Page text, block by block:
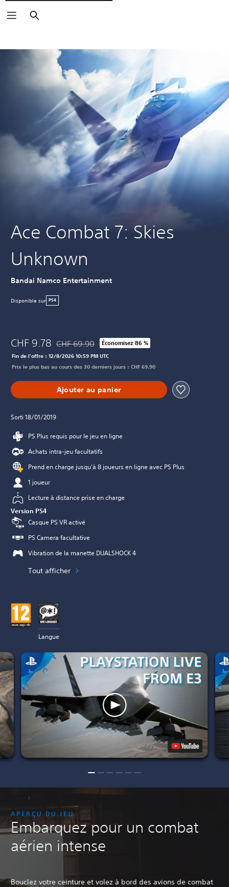
Rechercher
Ace Combat 7: Skies
Unknown
Bandai Namco Entertainment
Disponible sur PS4
CHF 9.78 Remise par rapport au prix d'origine de CHF 69.90
CHF 69.90 Économisez 86 %
Fin de l'offre : 12/8/2026 10:59 PM UTC
Prix le plus bas au cours des 30 derniers jours : CHF 69.90
Ajouter au panier
Sorti 18/01/2019
PS Plus requis pour le jeu en ligne
Achats intra-jeu facultatifs
Prend en charge jusqu'à 8 joueurs en ligne avec PS Plus
1 joueur
Lecture à distance prise en charge
Version PS4
Casque PS VR activé
PS Camera facultative
Vibration de la manette DUALSHOCK 4
Tout afficher
Langue
APERÇU DU JEU
Embarquez pour un combat
aérien intense
Bouclez votre ceinture et volez à bord des avions de combat